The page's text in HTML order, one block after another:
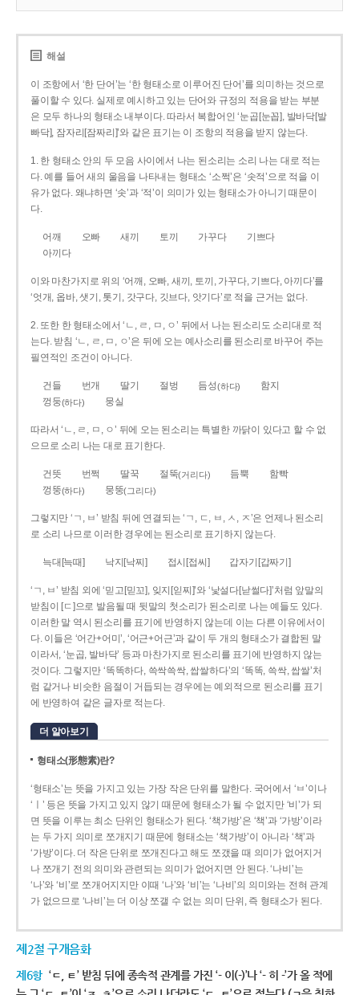
해설
이 조항에서 ‘한 단어’는 ‘한 형태소로 이루어진 단어’를 의미하는 것으로
풀이할 수 있다. 실제로 예시하고 있는 단어와 규정의 적용을 받는 부분
은 모두 하나의 형태소 내부이다. 따라서 복합어인 ‘눈곱[눈꼽], 발바닥[발
빠닥], 잠자리[잠짜리]’와 같은 표기는 이 조항의 적용을 받지 않는다.
1. 한 형태소 안의 두 모음 사이에서 나는 된소리는 소리 나는 대로 적는
다. 예를 들어 새의 울음을 나타내는 형태소 ‘소쩍’은 ‘솟적’으로 적을 이
유가 없다. 왜냐하면 ‘솟’과 ‘적’이 의미가 있는 형태소가 아니기 때문이
다.
어깨 오빠 새끼 토끼 가꾸다
기쁘다
아끼다
이와 마찬가지로 위의 ‘어깨, 오빠, 새끼, 토끼, 가꾸다, 기쁘다, 아끼다’를
‘엇개, 옵바, 샛기, 톳기, 갓구다, 깃브다, 앗기다’로 적을 근거는 없다.
2. 또한 한 형태소에서 ‘ㄴ, ㄹ, ㅁ, ㅇ’ 뒤에서 나는 된소리도 소리대로 적
는다. 받침 ‘ㄴ, ㄹ, ㅁ, ㅇ’은 뒤에 오는 예사소리를 된소리로 바꾸어 주는
필연적인 조건이 아니다.
건들 번개 딸기 절벙 듬성(하다)
함지
껑둥(하다) 뭉실
따라서 ‘ㄴ, ㄹ, ㅁ, ㅇ’ 뒤에 오는 된소리는 특별한 까닭이 있다고 할 수 없
으므로 소리 나는 대로 표기한다.
건뜻 번쩍 딸꾹 절뚝(거리다) 듬뿍
함빡
껑뚱(하다) 뭉뚱(그리다)
그렇지만 ‘ㄱ, ㅂ’ 받침 뒤에 연결되는 ‘ㄱ, ㄷ, ㅂ, ㅅ, ㅈ’은 언제나 된소리
로 소리 나므로 이러한 경우에는 된소리로 표기하지 않는다.
늑대[늑때] 낙지[낙찌] 접시[접씨] 갑자기[갑짜기]
‘ㄱ, ㅂ’ 받침 외에 ‘믿고[믿꼬], 잊지[읻찌]’와 ‘낯설다[낟썰다]’처럼 앞말의
받침이 [ㄷ]으로 발음될 때 뒷말의 첫소리가 된소리로 나는 예들도 있다.
이러한 말 역시 된소리를 표기에 반영하지 않는데 이는 다른 이유에서이
다. 이들은 ‘어간+어미’, ‘어근+어근’과 같이 두 개의 형태소가 결합된 말
이라서, ‘눈곱, 발바닥’ 등과 마찬가지로 된소리를 표기에 반영하지 않는
것이다. 그렇지만 ‘똑똑하다, 쓱싹쓱싹, 쌉쌀하다’의 ‘똑똑, 쓱싹, 쌉쌀’처
럼 같거나 비슷한 음절이 거듭되는 경우에는 예외적으로 된소리를 표기
에 반영하여 같은 글자로 적는다.
더 알아보기
형태소(形態素)란?
‘형태소’는 뜻을 가지고 있는 가장 작은 단위를 말한다. 국어에서 ‘ㅂ’이나
‘ㅣ’ 등은 뜻을 가지고 있지 않기 때문에 형태소가 될 수 없지만 ‘비’가 되
면 뜻을 이루는 최소 단위인 형태소가 된다. ‘책가방’은 ‘책’과 ‘가방’이라
는 두 가지 의미로 쪼개지기 때문에 형태소는 ‘책가방’이 아니라 ‘책’과
‘가방’이다. 더 작은 단위로 쪼개진다고 해도 쪼갰을 때 의미가 없어지거
나 쪼개기 전의 의미와 관련되는 의미가 없어지면 안 된다. ‘나비’는
‘나’와 ‘비’로 쪼개어지지만 이때 ‘나’와 ‘비’는 ‘나비’의 의미와는 전혀 관계
가 없으므로 ‘나비’는 더 이상 쪼갤 수 없는 의미 단위, 즉 형태소가 된다.
제2절 구개음화
제6항 ‘ㄷ, ㅌ’ 받침 뒤에 종속적 관계를 가진 ‘- 이(-)’나 ‘- 히 -’가 올 적에